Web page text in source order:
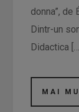
donna”, de
Dintr-un
Didactica […]
MAI